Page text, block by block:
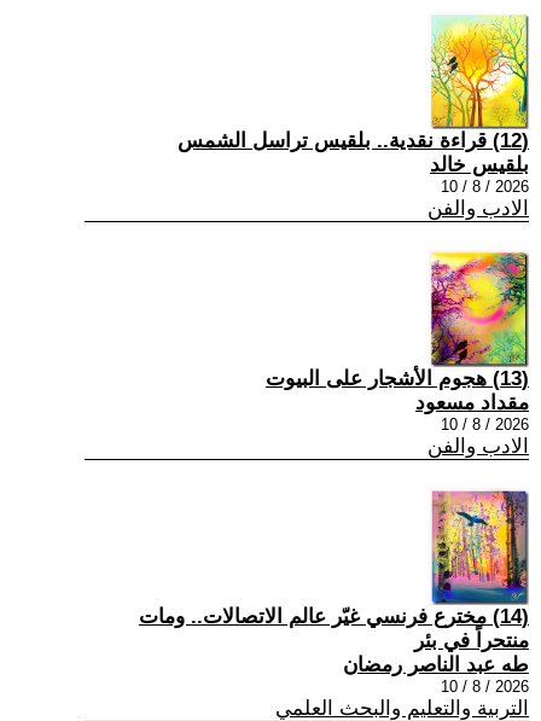
(12) قراءة نقدية.. بلقيس تراسل الشمس
بلقيس خالد
2026 / 8 / 10
الادب والفن
(13) هجوم الأشجار على البيوت
مقداد مسعود
2026 / 8 / 10
الادب والفن
(14) مخترع فرنسي غيّر عالم الاتصالات.. ومات
منتحراً في بئر
طه عبد الناصر رمضان
2026 / 8 / 10
التربية والتعليم والبحث العلمي